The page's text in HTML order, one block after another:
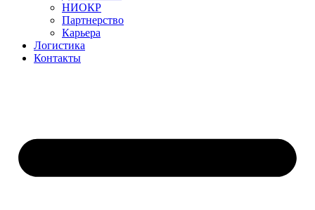
НИОКР
Партнерство
Карьера
Логистика
Контакты